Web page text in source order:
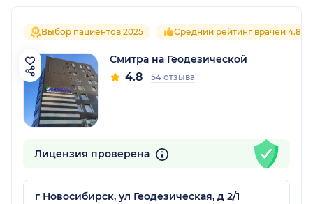
Выбор пациентов 2025 Средний рейтинг врачей 4.8
Смитра на Геодезической
4.8 54 отзыва
Лицензия проверена
г Новосибирск, ул Геодезическая, д 2/1